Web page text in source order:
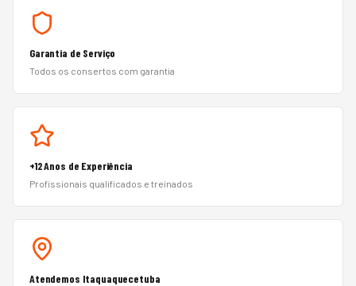
Garantia de Serviço
Todos os consertos com garantia
+12 Anos de Experiência
Profissionais qualificados e treinados
Atendemos Itaquaquecetuba